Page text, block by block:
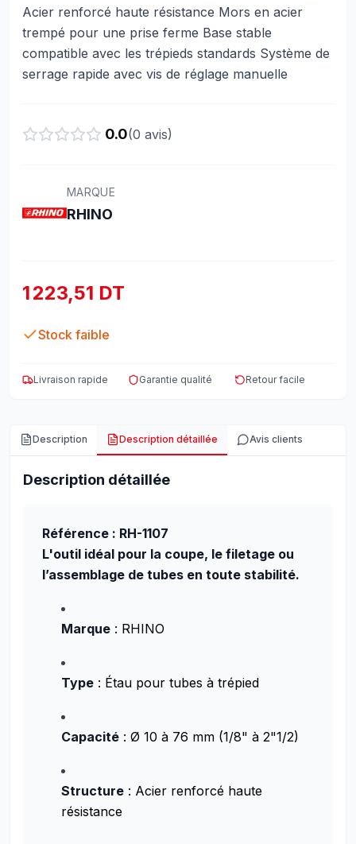
Acier renforcé haute résistance Mors en acier
trempé pour une prise ferme Base stable
compatible avec les trépieds standards Système de
serrage rapide avec vis de réglage manuelle
0.0(0 avis)
MARQUE
RHINO
1 223,51 DT
Stock faible
Livraison rapide Garantie qualité Retour facile
Description Description détaillée Avis clients
Description détaillée
Référence : RH-1107
L'outil idéal pour la coupe, le filetage ou
l’assemblage de tubes en toute stabilité.
Marque : RHINO
Type : Étau pour tubes à trépied
Capacité : Ø 10 à 76 mm (1/8" à 2"1/2)
Structure : Acier renforcé haute
résistance